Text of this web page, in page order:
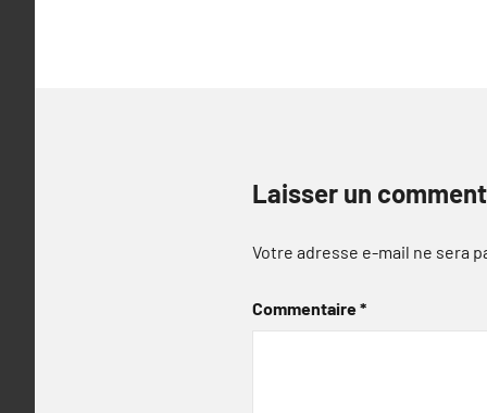
Laisser un
Votre adresse e-mail ne sera
Commentaire*